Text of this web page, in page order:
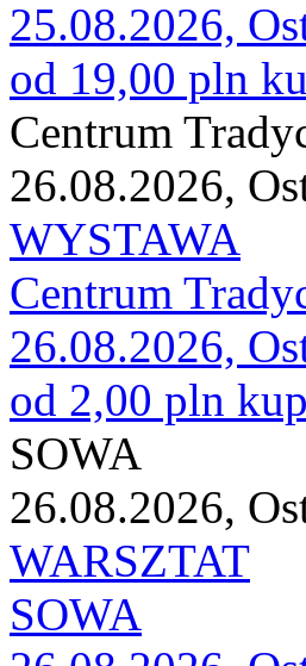
25.08.2026,
od 19,00 pln
Centrum
26.08.2026,
WYSTAWA
Centrum
26.08.2026,
od 2,00 pln
SOWA
26.08.2026,
WARSZTAT
SOWA